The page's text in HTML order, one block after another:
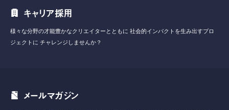
キャリア採用
様々な分野の才能豊かなクリエイターとともに 社会的インパクトを生み出すプロ
ジェクトに チャレンジしませんか？
メールマガジン